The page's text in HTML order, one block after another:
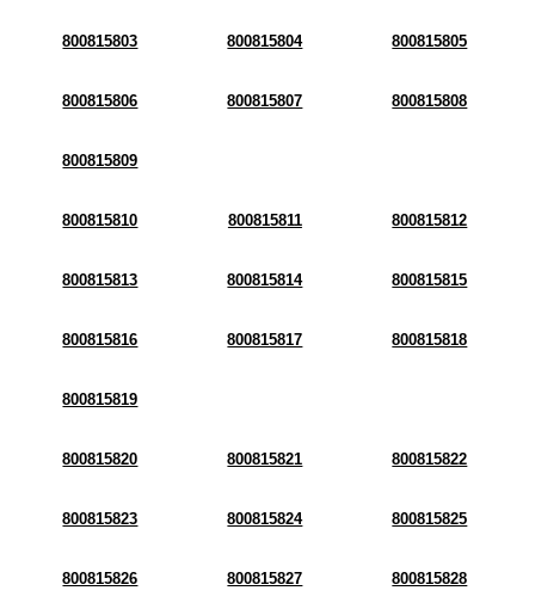
800815803 800815804 800815805
800815806 800815807 800815808
800815809
800815810 800815811 800815812
800815813 800815814 800815815
800815816 800815817 800815818
800815819
800815820 800815821 800815822
800815823 800815824 800815825
800815826 800815827 800815828